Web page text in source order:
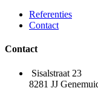
Referenties
Contact
Contact
Sisalstraat 23
8281 JJ